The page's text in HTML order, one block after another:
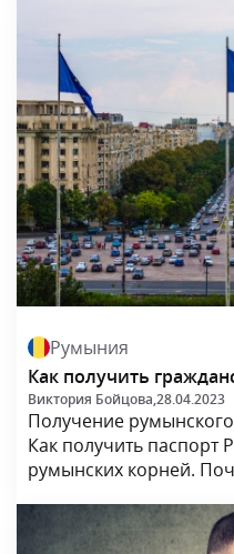
Румыния
Как получить
Виктория Бойцова,28.04.2023
Получение
Как получить паспорт
румынских корней.